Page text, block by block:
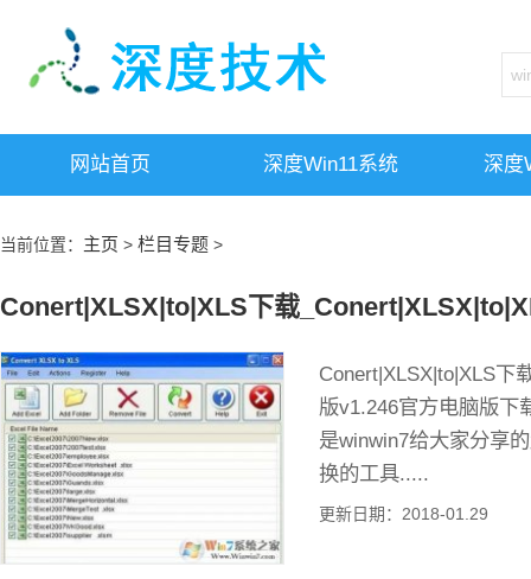
网站首页 深度win11系统 深度
当前位置： 主页 > 栏目专题 >
Conert|XLSX|to|XLS下载
Conert|XLSX|to|XLS下
版v1.246官方电脑版
是winwin7给大家分享
换的工具.....
更新日期：2018-01.29